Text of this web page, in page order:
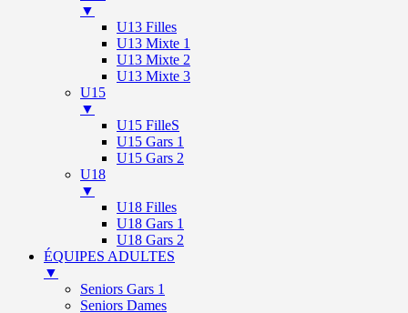
▼
U13 Filles
U13 Mixte 1
U13 Mixte 2
U13 Mixte 3
U15
▼
U15 FilleS
U15 Gars 1
U15 Gars 2
U18
▼
U18 Filles
U18 Gars 1
U18 Gars 2
ÉQUIPES ADULTES
▼
Seniors Gars 1
Seniors Dames